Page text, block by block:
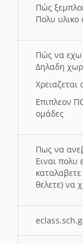
Πώς
Πολυ υλικο
Πώς να εχω
Δηλαδη
Επιπλεον
ομάδες
Πως να
Ειναι πολυ
θελετε) να